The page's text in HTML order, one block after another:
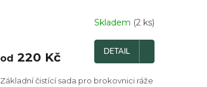
Skladem (2 ks)
od 220 Kč DETAIL
Základní čistící sada pro brokovnici ráže